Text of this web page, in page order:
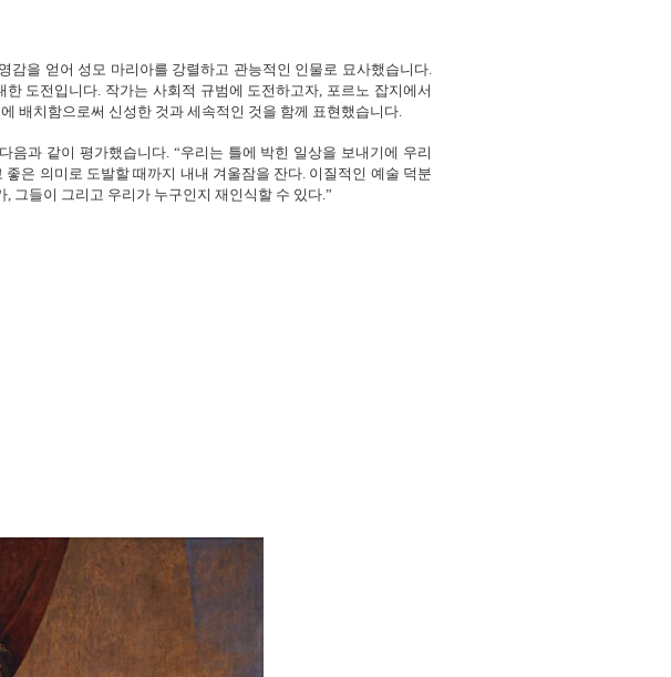
감을 얻어 성모 마리아를 강렬하고 관능적인 인물로 묘사했습니다.
도전입니다. 작가는 사회적 규범에 도전하고자, 포르노 잡지에서
배치함으로써 신성한 것과 세속적인 것을 함께 표현했습니다.
음과 같이 평가했습니다. “우리는 틀에 박힌 일상을 보내기에 우리
은 의미로 도발할 때까지 내내 겨울잠을 잔다. 이질적인 예술 덕분
그들이 그리고 우리가 누구인지 재인식할 수 있다.”